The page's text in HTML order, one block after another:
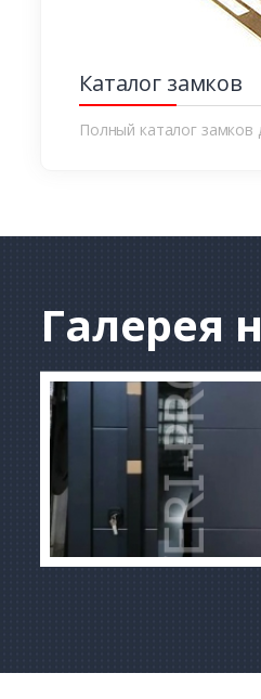
Каталог замков
Полный каталог замков
Галерея